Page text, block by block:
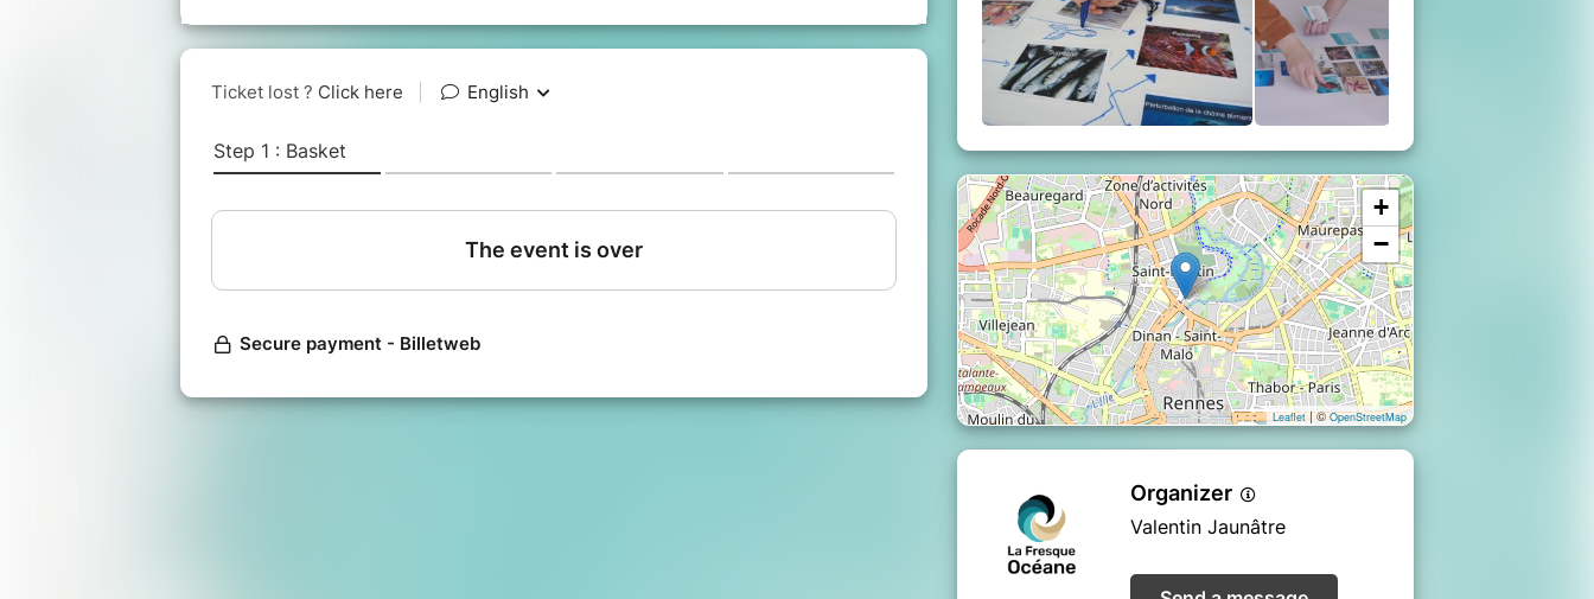
Sa biodiversité fascinante, son rôle essentiel dans la machine climatique,
activités et de nos gestes du quotidien n'auront plus de secret pour vous !
Créé par Alice Vitoux et inspiré de "La Fresque du Climat", cet atelier s’adresse
exploration sous-marine collective.
Pour en savoir plus : www.fresqueoceane.org
+
−
Leaflet| ©OpenStreetMap
Organizer
Valentin Jaunâtre